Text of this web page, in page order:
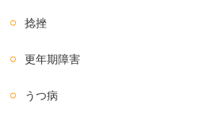
捻挫
更年期障害
うつ病